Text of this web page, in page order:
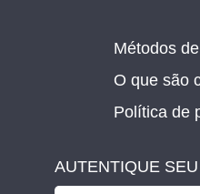
Métodos
O que são
Política de
AUTENTIQUE